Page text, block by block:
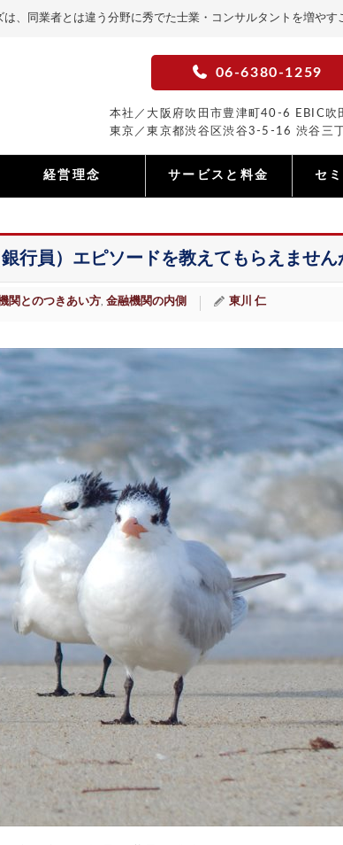
は、同業者とは違う分野に秀でた士業・コンサルタントを増や
06-6380-1259
本社／大阪府吹田市豊津町40-6 EBIC吹
東京／東京都渋谷区渋谷3-5-16 渋谷三
経営理念 サービスと料金 セ
行員）エピソードを教えてもらえません
関とのつきあい方 金融機関の内側 東川 仁